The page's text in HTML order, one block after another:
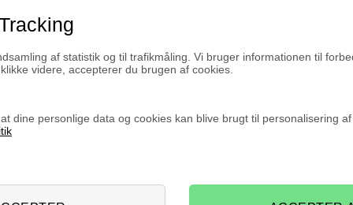
af statistik og til trafikmåling. Vi bruger informationen til
videre, accepterer du brugen af cookies.
dine personlige data og cookies kan blive brugt til personalisering af
sige den ca. kan
med integrerede
top- og bundskinne:
Hvide profiler